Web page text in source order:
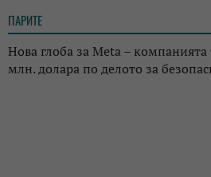
ПАРИТЕ
Нова глоба за Meta – компанията
млн. долара по делото за